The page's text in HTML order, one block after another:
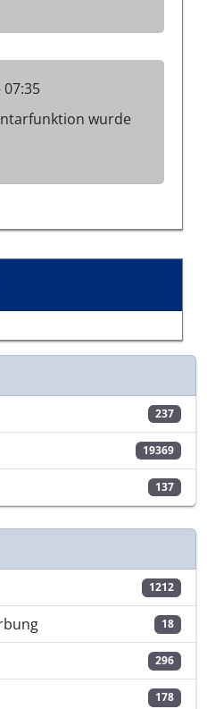
07:35
wurde
237
19369
137
1212
18
296
178